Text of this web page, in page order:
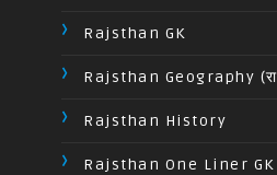
Rajsthan GK
Rajsthan Geography
Rajsthan History
Rajsthan One Liner GK